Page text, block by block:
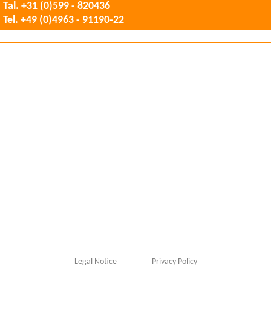
Tal. +31 (0)599 - 820436
Tel. +49 (0)4963 - 91190-22
Legal Notice Privacy Policy